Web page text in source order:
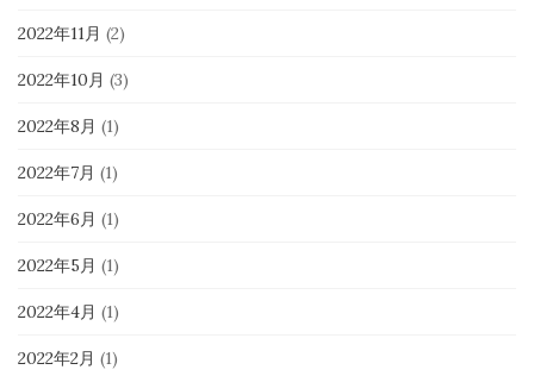
2022年11月 (2)
2022年10月 (3)
2022年8月 (1)
2022年7月 (1)
2022年6月 (1)
2022年5月 (1)
2022年4月 (1)
2022年2月 (1)